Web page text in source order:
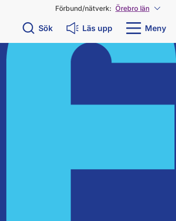
Förbund/nätverk: Örebro län Visa
Sök Läs upp Meny